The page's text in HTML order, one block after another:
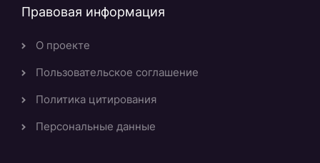
Правовая информация
О проекте
Пользовательское соглашение
Политика цитирования
Персональные данные